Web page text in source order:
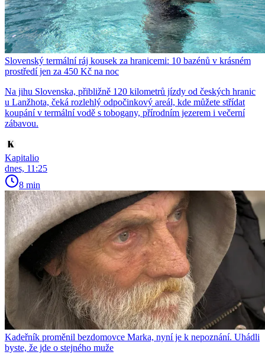
Slovenský termální ráj kousek za hranicemi: 10 bazénů v krásném
prostředí jen za 450 Kč na noc
Na jihu Slovenska, přibližně 120 kilometrů jízdy od českých hranic
u Lanžhota, čeká rozlehlý odpočinkový areál, kde můžete střídat
koupání v termální vodě s tobogany, přírodním jezerem i večerní
zábavou.
Kapitalio
dnes, 11:25
8 min
Kadeřník proměnil bezdomovce Marka, nyní je k nepoznání. Uhádli
byste, že jde o stejného muže